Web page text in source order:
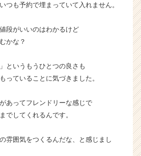
つも予約で埋まっていて入れません。
段がいいのはわかるけど
かな？
というもうひとつの良さも
っていることに気づきました。
あってフレンドリーな感じで
でしてくれるんです。
雰囲気をつくるんだな、と感じまし